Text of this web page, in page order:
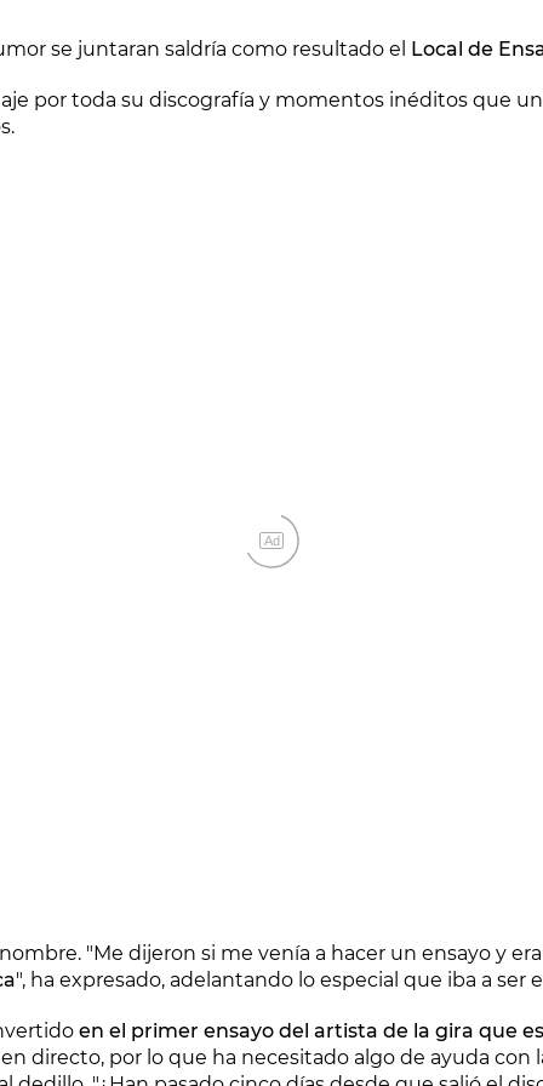
se juntaran saldría como resultado el Local de
por toda su discografía y momentos inéditos que
Ad
"Me dijeron si me venía a hacer un ensayo y
", ha expresado, adelantando lo especial que iba a ser
en el primer ensayo del artista de la gira que
directo, por lo que ha necesitado algo de ayuda con